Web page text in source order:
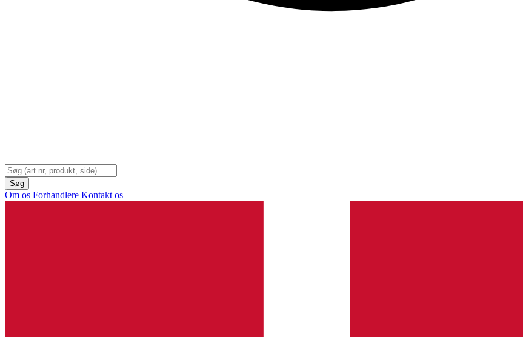
Om os Forhandlere Kontakt os